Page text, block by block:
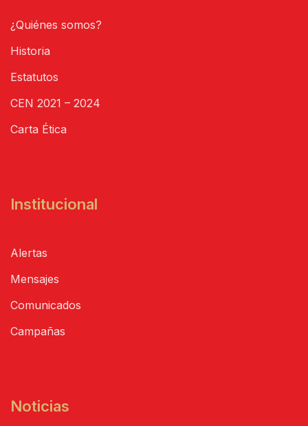
¿Quiénes somos?
Historia
Estatutos
CEN 2021 – 2024
Carta Ética
Institucional
Alertas
Mensajes
Comunicados
Campañas
Noticias